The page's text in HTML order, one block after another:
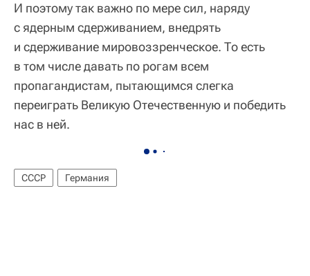
И поэтому так важно по мере сил, наряду
с ядерным сдерживанием, внедрять
и сдерживание мировоззренческое. То есть
в том числе давать по рогам всем
пропагандистам, пытающимся слегка
переиграть Великую Отечественную и победить
нас в ней.
СССР Германия